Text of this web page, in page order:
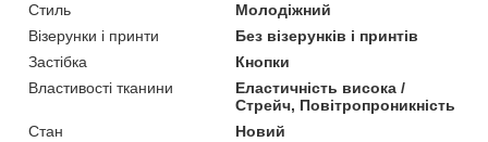
Стиль
Молодіжний
Візерунки і принти
Без візерунків і принтів
Застібка
Кнопки
Властивості тканини
Еластичність висока /
Стрейч, Повітропроникність
Стан
Новий